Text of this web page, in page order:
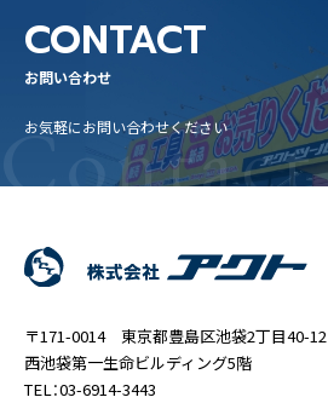
CONTACT
お問い合わせ
お気軽にお問い合わせください
〒171-0014 東京都豊島区池袋2丁目40-12
西池袋第一生命ビルディング5階
TEL：03-6914-3443